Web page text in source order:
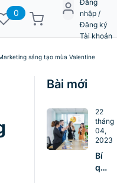
0
Đăng
nhập /
Đăng ký
Tài khoản
sáng tạo mùa Valentine
Bài mới
22
tháng
04,
2023
Bí